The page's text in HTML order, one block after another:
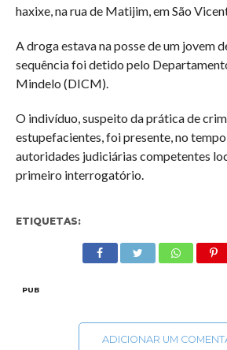
haxixe, na rua de Matijim, em São
A droga estava na posse de um jovem
sequência foi detido pelo
Mindelo (DICM).
O indivíduo, suspeito da prática de
estupefacientes, foi presente, no tempo
autoridades judiciárias competentes
primeiro interrogatório.
ETIQUETAS:
PUB
ADICIONAR UM